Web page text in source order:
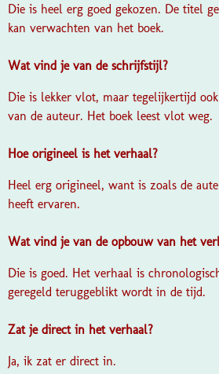
Die is heel erg goed gekozen. De titel
kan verwachten van het boek.
Wat vind je van de schrijfstijl?
Die is lekker vlot, maar tegelijkertijd
van de auteur. Het boek leest vlot weg.
Hoe origineel is het verhaal?
Heel erg origineel, want is zoals de
heeft ervaren.
Wat vind je van de opbouw van het
Die is goed. Het verhaal is
geregeld teruggeblikt wordt in de tijd.
Zat je direct in het verhaal?
Ja, ik zat er direct in.